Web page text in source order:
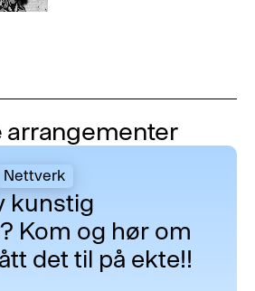
arrangementer
Nettverk
kunstig
Kom og hør om
det til på ekte!!
Kom og hør om noen har